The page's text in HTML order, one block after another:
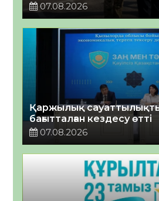
07.08.2026
Қаржылық
бағытталған кездесу өтті
07.08.2026